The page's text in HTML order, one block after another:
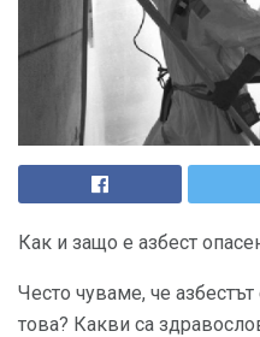
Как и защо е азбест
Често чуваме, че
това? Какви са